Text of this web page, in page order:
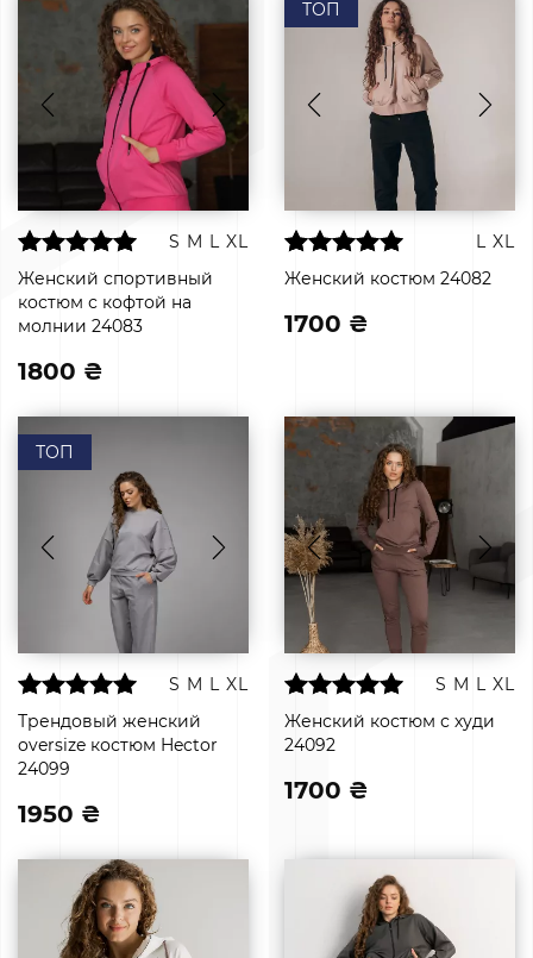
S M L XL
Женский спортивный
костюм с кофтой на
молнии 24083
1800 ₴
ТОП
L XL
Женский костюм 24082
1700 ₴
ТОП
S M L XL
Трендовый женский
oversize костюм Hector
24099
1950 ₴
S M L XL
Женский костюм с худи
24092
1700 ₴